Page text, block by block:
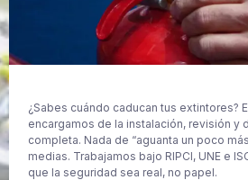
¿Sabes cuándo caducan tus extintores?
encargamos de la instalación, revisión y
completa. Nada de “aguanta un poco
medias. Trabajamos bajo RIPCI, UNE e
que la seguridad sea real, no papel.